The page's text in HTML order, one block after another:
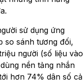
sử dụng ứng
so sánh tương đối,
người (số liệu vào
nền tảng nhắn
hơn 74% dân số cả